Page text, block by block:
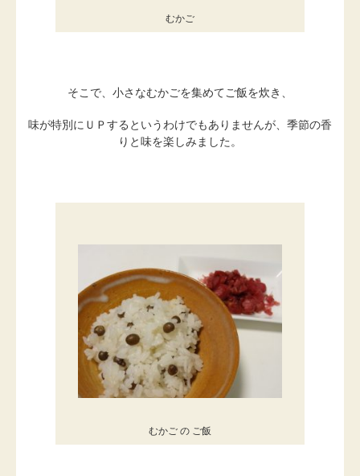
むかご
そこで、小さなむかごを集めてご飯を炊き、
味が特別にＵＰするというわけでもありませんが、季節の香
りと味を楽しみました。
むかご の ご飯